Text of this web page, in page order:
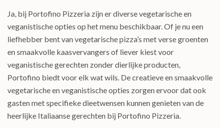
Ja, bij Portofino Pizzeria zijn er diverse vegetarische en
veganistische opties op het menu beschikbaar. Of je nu een
liefhebber bent van vegetarische pizza’s met verse groenten
en smaakvolle kaasvervangers of liever kiest voor
veganistische gerechten zonder dierlijke producten,
Portofino biedt voor elk wat wils. De creatieve en smaakvolle
vegetarische en veganistische opties zorgen ervoor dat ook
gasten met specifieke dieetwensen kunnen genieten van de
heerlijke Italiaanse gerechten bij Portofino Pizzeria.